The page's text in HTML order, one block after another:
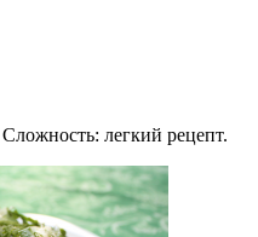
легкий рецепт.